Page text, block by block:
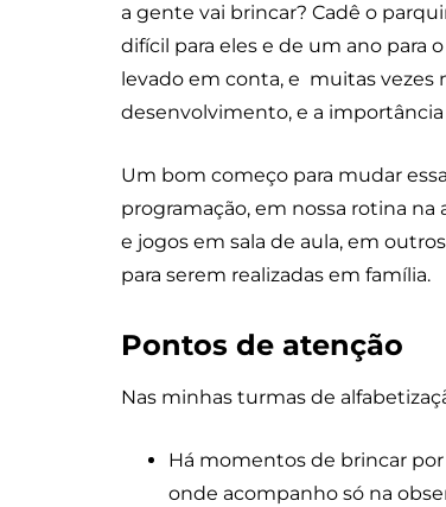
a gente vai brincar? Cadê o
difícil para eles e de um ano para
levado em conta, e muitas
desenvolvimento, e a
Um bom começo para mudar
programação, em nossa rotina
e jogos em sala de aula, em
para serem realizadas em família.
Pontos de atenção
Nas minhas turmas de
Há momentos de brincar
onde acompanho só na